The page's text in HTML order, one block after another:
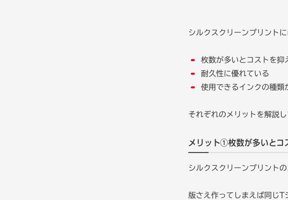
シルクスクリーンプリント
枚数が多いとコストを抑
耐久性に優れている
使用できるインクの種類
それぞれのメリットを解説し
メリット①枚数が多いとコ
シルクスクリーンプリント
版さえ作ってしまえば同じT